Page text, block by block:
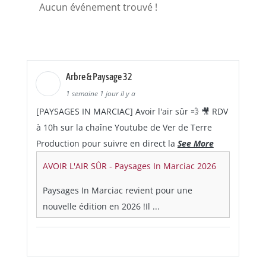
Aucun événement trouvé !
Arbre & Paysage 32
1 semaine 1 jour il y a
[PAYSAGES IN MARCIAC] Avoir l'air sûr 💨 🎥 RDV
à 10h sur la chaîne Youtube de Ver de Terre
Production pour suivre en direct la See More
AVOIR L'AIR SÛR - Paysages In Marciac 2026
Paysages In Marciac revient pour une
nouvelle édition en 2026 !Il ...